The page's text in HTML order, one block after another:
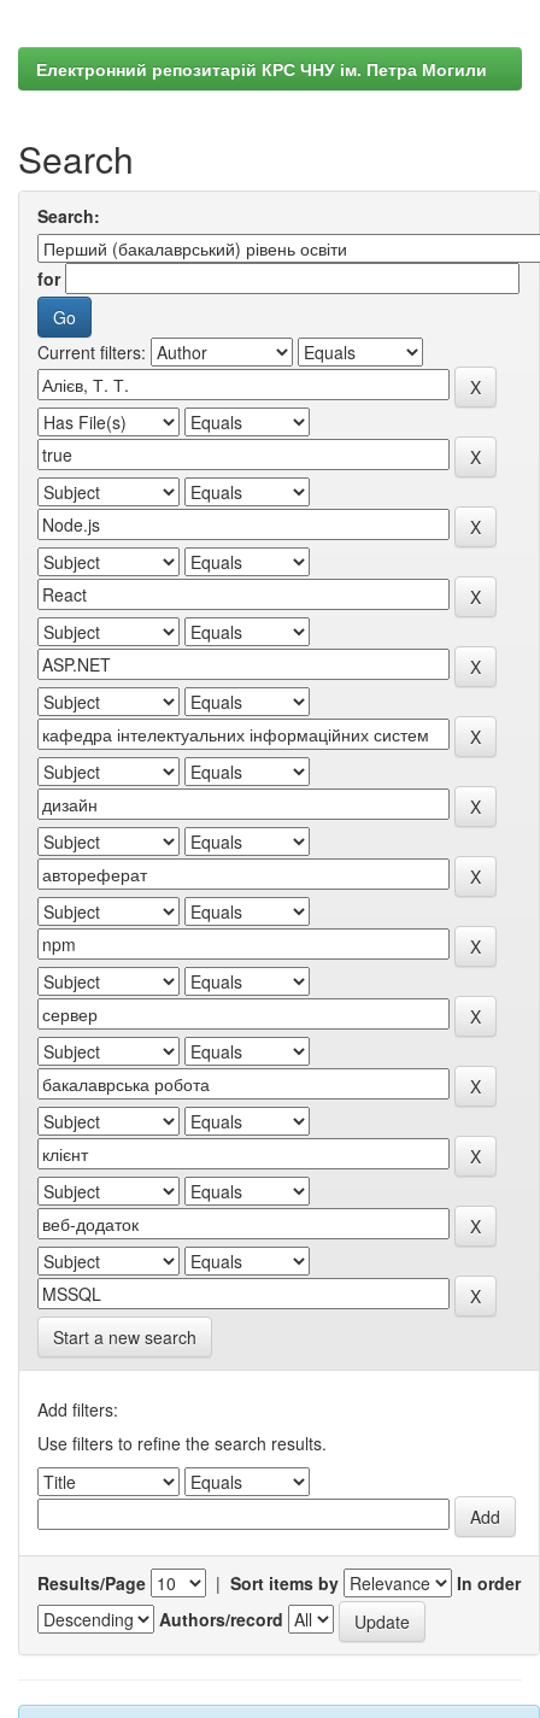
Електронний репозитарій КРС ЧНУ ім. Петра Могили
Search
Search:
for
Current filters:
Start a new search
Add filters:
Use filters to refine the search results.
Results/Page | Sort items by
In order
Authors/record